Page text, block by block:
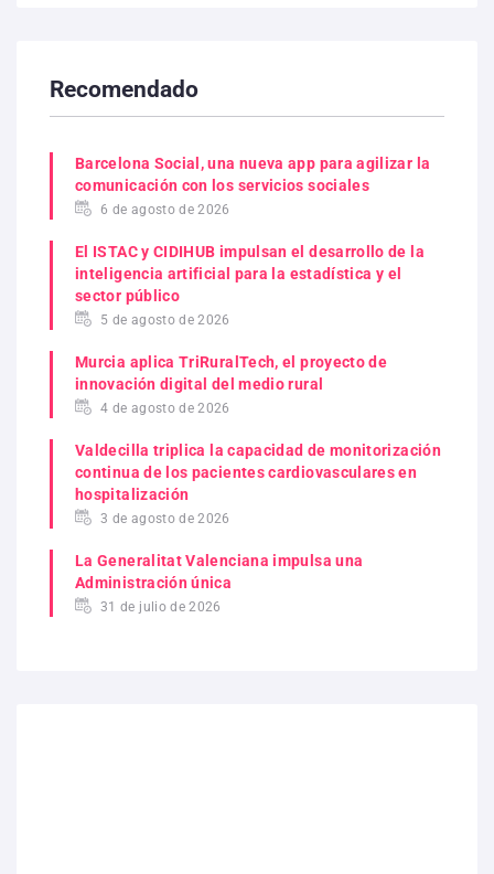
Recomendado
Barcelona Social, una nueva app para agilizar la
comunicación con los servicios sociales
6 de agosto de 2026
El ISTAC y CIDIHUB impulsan el desarrollo de la
inteligencia artificial para la estadística y el
sector público
5 de agosto de 2026
Murcia aplica TriRuralTech, el proyecto de
innovación digital del medio rural
4 de agosto de 2026
Valdecilla triplica la capacidad de monitorización
continua de los pacientes cardiovasculares en
hospitalización
3 de agosto de 2026
La Generalitat Valenciana impulsa una
Administración única
31 de julio de 2026